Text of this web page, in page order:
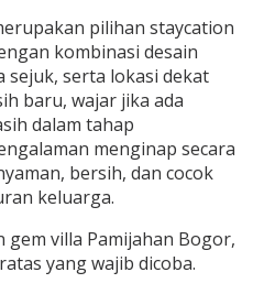
pilihan staycation
kombinasi desain
sejuk, serta lokasi dekat
baru, wajar jika ada
dalam tahap
menginap secara
bersih, dan cocok
keluarga.
gem villa Pamijahan Bogor,
yang wajib dicoba.